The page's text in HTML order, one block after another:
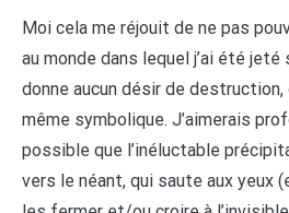
Moi cela me réjouit de ne pas
au monde dans lequel j’ai été jeté
donne aucun désir de destruction,
même symbolique. J’aimerais
possible que l’inéluctable
vers le néant, qui saute aux yeux